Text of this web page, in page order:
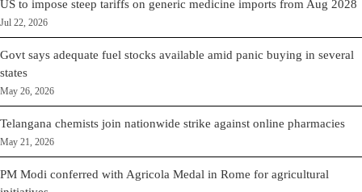
US to impose steep tariffs on generic medicine imports from Aug 2028
Jul 22, 2026
Govt says adequate fuel stocks available amid panic buying in several
states
May 26, 2026
Telangana chemists join nationwide strike against online pharmacies
May 21, 2026
PM Modi conferred with Agricola Medal in Rome for agricultural